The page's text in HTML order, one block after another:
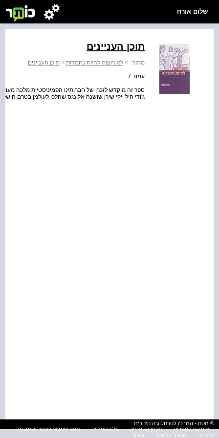
שלום אורח
תוכן העניינים
מתוך: > לא רוצות להיות נחמדות > תוכן העניינים
עמוד:7
ספר זה מוקדש לזכרן של חברותינו הפמיניסטיות מלכה מעון
ג'ודי היל ויקי שירן שושנה אלינגס שהלכו לעולמן בטרם
© מטח - המרכז לטכנולוגיה חינוכית
אינדקס הספרים
תקנון הספרייה על הספרייה
תנאי שימוש באתר והגנה על
פרטיות
הסדרי נגישות עזרה